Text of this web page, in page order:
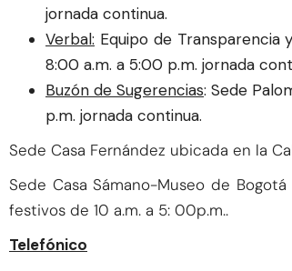
jornada continua.
Verbal: Equipo de Transparencia
8:00 a.m. a 5:00 p.m. jornada
Buzón de Sugerencias: Sede
p.m. jornada continua.
Sede Casa Fernández ubicada en la
Sede Casa Sámano-Museo de
festivos de 10 a.m. a 5: 00p.m..
Telefónico